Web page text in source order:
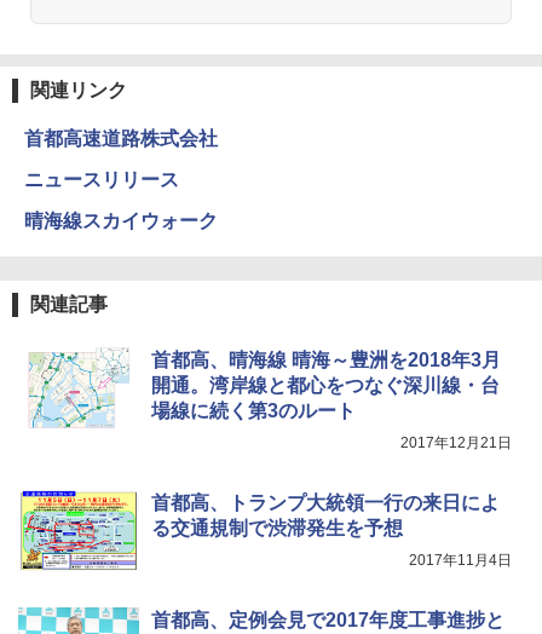
ENDLESS BASE 《めざましテレビで紹介》
テント ワンタッチ RENEW 幅200 2-3人用 43
￥5,999
簡単設置 ポップアップテント エクルベージ
ュ(BC仕様) PATC-150B(EB)
￥9,990
広げるだけ パッとサッとテント キューブワ
イド ブラックコーティング フルクローズ メ
ッシュ 4人用 簡単設置 ポップアップテント P
￥-
秒）射程5～10m 安全ロック搭載 携帯収納袋
付き ヒグマ・イノシシ対策 自治体・教育機
-08EX カーキ ソロキャンプ ポリエステル フ
レーム ドーム型 テント
￥14,800
通気窓付き】収納袋付き UVカット 防水 防災
コンパクト iimono117 (ブルー)
関連リンク
首都高速道路株式会社
ニュースリリース
晴海線スカイウォーク
関連記事
首都高、晴海線 晴海～豊洲を2018年3月
開通。湾岸線と都心をつなぐ深川線・台
場線に続く第3のルート
2017年12月21日
首都高、トランプ大統領一行の来日によ
る交通規制で渋滞発生を予想
2017年11月4日
首都高、定例会見で2017年度工事進捗と